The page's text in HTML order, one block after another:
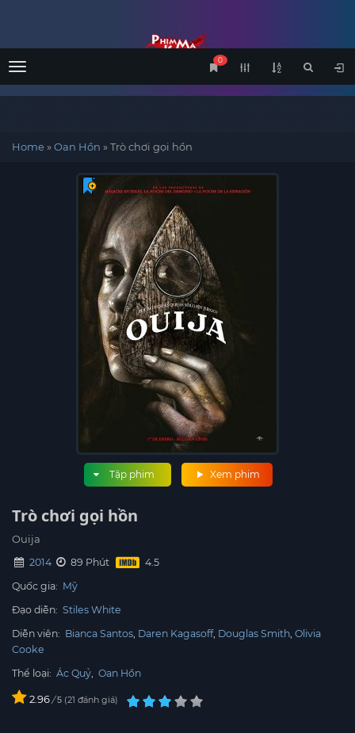
Menu
0
Home»Oan Hồn »Trò chơi gọi hồn
Xem phim
Tập phim
Trò chơi gọi hồn
Ouija
2014
89 Phút
Quốc gia: Mỹ
Đạo diễn: Stiles White
Diễn viên: Bianca Santos Daren Kagasoff Douglas Smith Olivia
Cooke
Thể loại: Ác Quỷ, Oan Hồn
2.96/ 5 21 đánh giá